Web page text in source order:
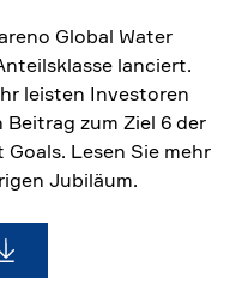
Global Water
lanciert.
leisten Investoren
Beitrag zum Ziel 6 der
Lesen Sie mehr
Jubiläum.